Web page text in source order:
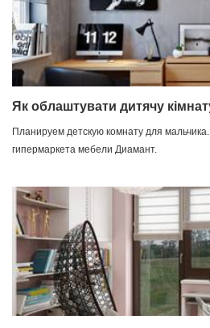
Як облаштувати дитячу
Планируем детскую комнату для
гипермаркета мебели Диамант.